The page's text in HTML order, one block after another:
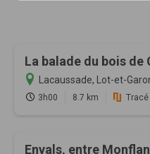
La balade du bois de
Lacaussade, Lot-et-
3h00 8.7 km Tracé
Envals, entre